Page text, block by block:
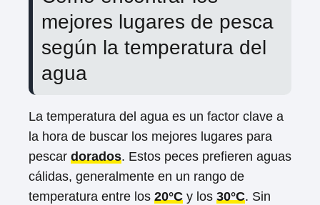
mejores lugares de pesca
según la temperatura del
agua
La temperatura del agua es un factor clave a
la hora de buscar los mejores lugares para
pescar dorados. Estos peces prefieren aguas
cálidas, generalmente en un rango de
temperatura entre los 20°C y los 30°C. Sin